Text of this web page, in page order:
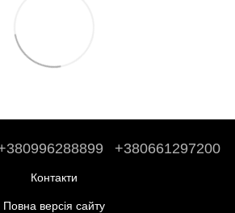
+380661297200
Контакти
Повна версія сайту